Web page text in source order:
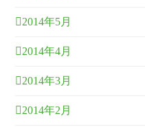
2014年5月
2014年4月
2014年3月
2014年2月